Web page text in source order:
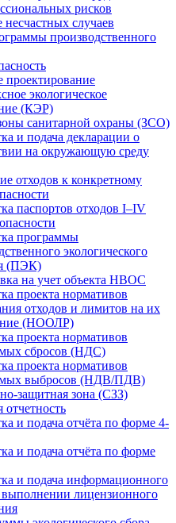
рисков
несчастных случаев
производственного
проектирование
экологическое
(КЭР)
санитарной охраны (ЗСО)
и подача декларации о
на окружающую среду
отходов к конкретному
паспортов отходов I–IV
программы
экологического
(ПЭК)
на учет объекта НВОС
проекта нормативов
отходов и лимитов на их
(НООЛР)
проекта нормативов
сбросов (НДС)
проекта нормативов
выбросов (НДВ/ПДВ)
защитная зона (СЗЗ)
отчетность
и подача отчёта по форме 4-
и подача отчёта по форме
и подача информационного
выполнении лицензионного